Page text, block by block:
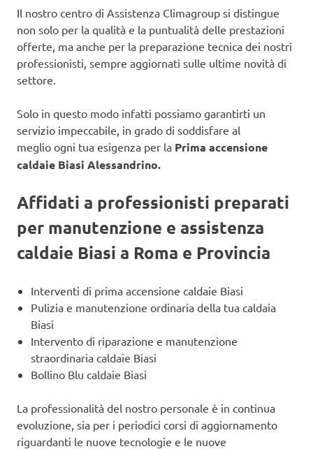
Il nostro centro di Assistenza Climagroup si distingue
non solo per la qualità e la puntualità delle prestazioni
offerte, ma anche per la preparazione tecnica dei nostri
professionisti, sempre aggiornati sulle ultime novità di
settore.
Solo in questo modo infatti possiamo garantirti un
servizio impeccabile, in grado di soddisfare al
meglio ogni tua esigenza per la Prima accensione
caldaie Biasi Alessandrino.
Affidati a professionisti preparati
per manutenzione e assistenza
caldaie Biasi a Roma e Provincia
Interventi di prima accensione caldaie Biasi
Pulizia e manutenzione ordinaria della tua caldaia
Biasi
Intervento di riparazione e manutenzione
straordinaria caldaie Biasi
Bollino Blu caldaie Biasi
La professionalità del nostro personale è in continua
evoluzione, sia per i periodici corsi di aggiornamento
riguardanti le nuove tecnologie e le nuove